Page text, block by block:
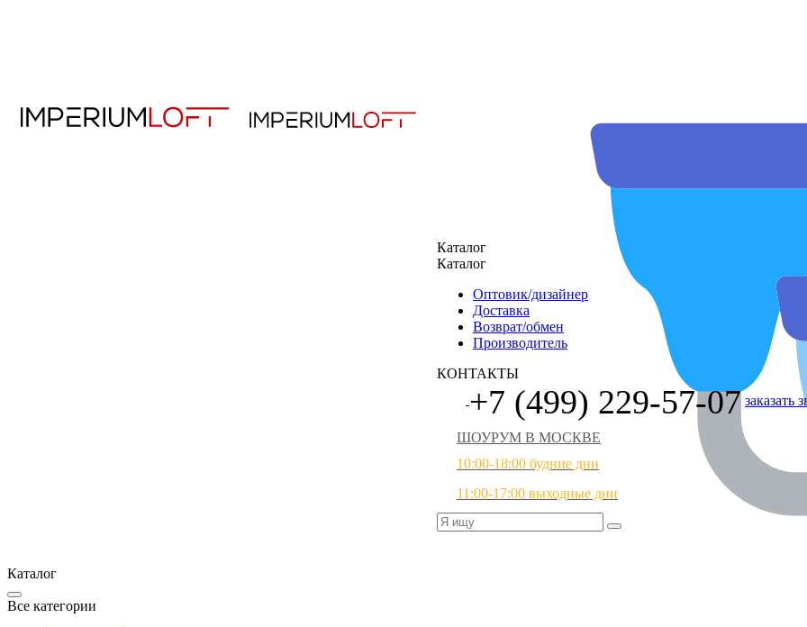
Каталог
Каталог
Оптовик/дизайнер
Доставка
Возврат/обмен
Производитель
КОНТАКТЫ
+7 (499) 229-57-07 заказать
ШОУРУМ В МОСКВЕ
10:00-18:00 будние дни
11:00-17:00 выходные дни
Каталог
Все категории